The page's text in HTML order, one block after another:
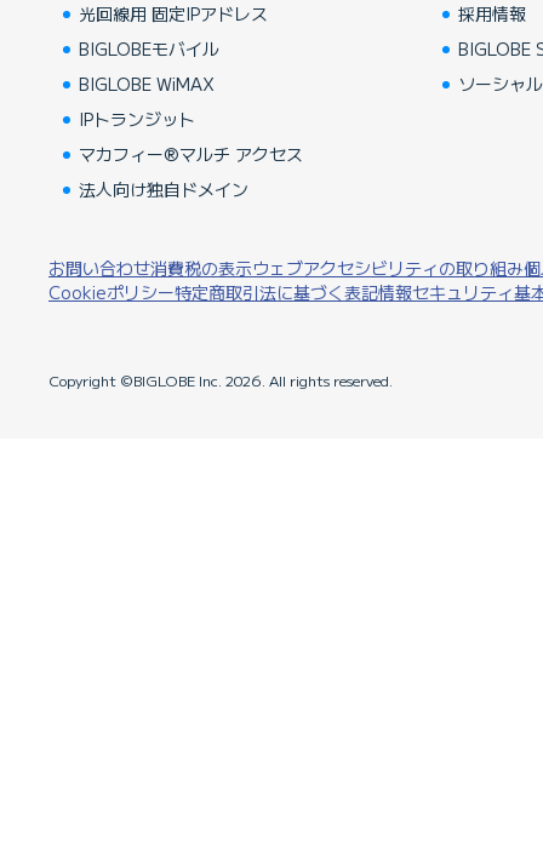
光回線用 固定IPアドレス
BIGLOBEモバイル
BIGLOBE WiMAX
IPトランジット
マカフィー®マルチ アクセス
法人向け独自ドメイン
採用情報
BIGLOBE
ソーシャ
お問い合わせ消費税の表示ウェブアクセシビリティの取り組み
Cookieポリシー特定商取引法に基づく表記情報セキュリティ基
Copyright ©BIGLOBE Inc. 2026. All rights reserved.